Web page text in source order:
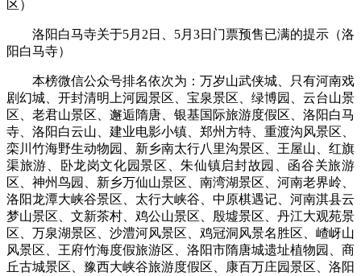
区）
洛阳白马寺关于5月2日、5月3日门票预售已满的提示（洛
阳白马寺）
本榜微信公众号排名依次为：万岁山武侠城、只有河南戏
剧幻城、开封清明上河园景区、宝泉景区、绿博园、云台山景
区、老君山景区、邂逅隋唐、银基国际旅游度假区、洛阳白马
寺、洛阳白云山、建业电影小镇、郑州方特、重渡沟风景区、
栾川竹海野生动物园、新乡南太行八里沟景区、王屋山、红旗
渠旅游、卧龙岗文化园景区、朱仙镇启封故园、函谷关旅游
区、神州鸟园、新乡万仙山景区、南湾湖景区、河南老界岭、
洛阳龙潭大峡谷景区、太行大峡谷、中原棋遇记、河南淇县云
梦山景区、文新茶村、鸡公山景区、殷墟景区、丹江大观苑景
区、万泉湖景区、沙澧河风景区、鸡冠洞风景名胜区、嵖岈山
风景区、王府竹海度假旅游区、洛阳市隋唐城遗址植物园、商
丘古城景区、豫西大峡谷旅游度假区、康百万庄园景区、洛阳